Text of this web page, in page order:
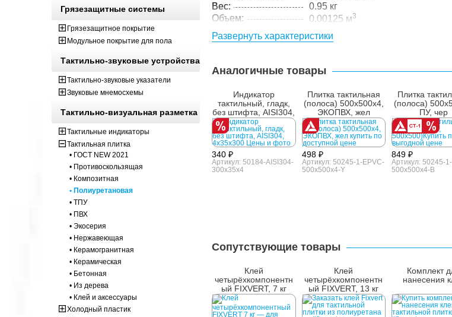
Вес:
0.95 кг
Объем:
0.00125 м3
Тип:
Цвет:
желтый
Толщина:
4 мм
Литьё
Параметры упакованного товара:
Размер (ВxШxГ):
175x510x510 мм
Вес:
23.5 кг
Кол-во изделий в
упаковке:
25 шт.
Развернуть характеристики
Аналогичные товары
Индикатор
тактильный, гладк,
без штифта, AISI304,
4х35х300
340 ₽
Артикул: 50184-AISI304-
300x35x4
Плитка тактильная
(полоса) 500x500x4,
ЭКОПВХ, жел
498 ₽
Артикул: 50245-1-EPVC-
500x500x4-Y
Плитка
(полоса)
ПУ, чер
849 ₽
Артикул: 50245-
500x500x4-B
Сопутствующие товары
Клей
четырёхкомпонентн
ый FIXVERT, 7 кг
Клей
четырёхкомпонентн
ый FIXVERT, 13 кг
Комплект
нанесения
Грязезащитные системы
Грязезащитное покрытие
Модульное покрытие для пола
Тактильно-звуковые устройства
Тактильно-звуковые указатели
Звуковые мнемосхемы
Тактильно-визуальная разметка
Тактильные индикаторы
Тактильная плитка
• ГОСТ NEW 2021
• Противоскользящая
• Композитная
• Полиуретановая
• ТПУ
• ПВХ
• Экосерия
• Нержавеющая
• Керамогранитная
• Керамическая
• Бетонная
• Из дерева
• Клей и аксессуары
Холодный пластик